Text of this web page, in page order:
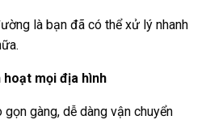
là bạn đã có thể xử lý nhanh
hoạt mọi địa hình
gàng, dễ dàng vận chuyển